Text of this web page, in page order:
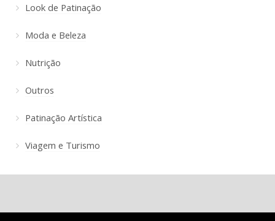
Look de Patinação
Moda e Beleza
Nutrição
Outros
Patinação Artística
Viagem e Turismo